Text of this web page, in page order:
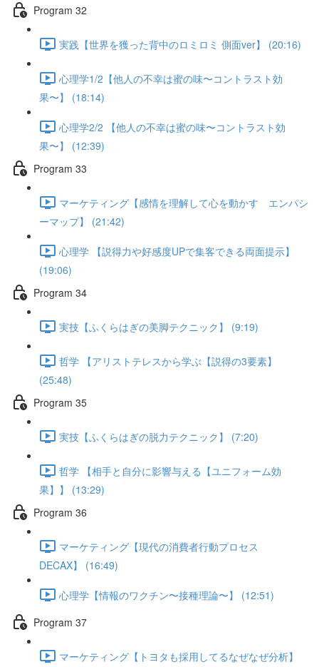
Program 32
実践【世界を獲った背中のロミロミ 側面ver】 (20:16)
心理学1/2【他人の不幸は蜜の味〜コントラスト効
果〜】 (18:14)
心理学2/2 【他人の不幸は蜜の味〜コントラスト効
果〜】 (12:39)
Program 33
マーケティング【感情を理解して心を動かす エンパシ
ーマップ】 (21:42)
心理学 【説得力や好感度UPで集客できる両面提示】
(19:06)
Program 34
実技【ふくらはぎの美脚テクニック】 (9:19)
哲学 【アリストテレスから学ぶ【説得の3要素】
(25:48)
Program 35
実技【ふくらはぎの脱力テクニック】 (7:20)
哲学 【相手と自分に影響与える【ユニフォーム効
果】】 (13:29)
Program 36
マーケティング【現代の消費者行動プロセス
DECAX】 (16:49)
心理学【情報のワクチン〜接種理論〜】 (12:51)
Program 37
マーケティング【トヨタも採用してるなぜなぜ分析】